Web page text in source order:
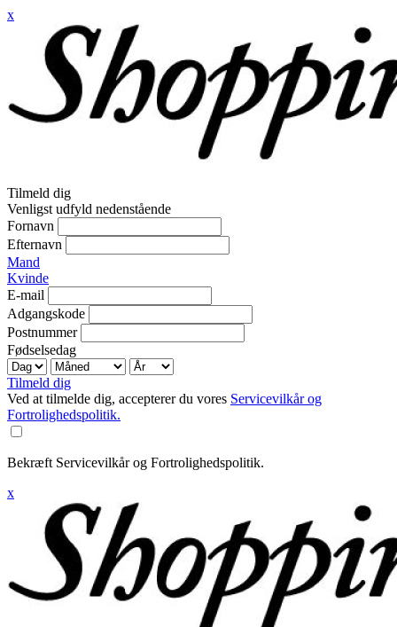
x
Tilmeld dig
Venligst udfyld nedenstående
Fornavn
Efternavn
Mand
Kvinde
E-mail
Adgangskode
Postnummer
Fødselsedag
Tilmeld dig
Ved at tilmelde dig, accepterer du vores Servicevilkår og
Fortrolighedspolitik.
Bekræft Servicevilkår og Fortrolighedspolitik.
x